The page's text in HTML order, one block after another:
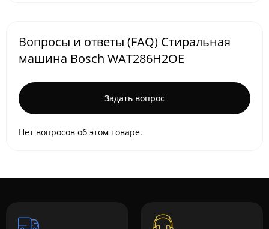
Вопросы и ответы (FAQ) Стиральная
машина Bosch WAT286H2OE
Задать вопрос
Нет вопросов об этом товаре.